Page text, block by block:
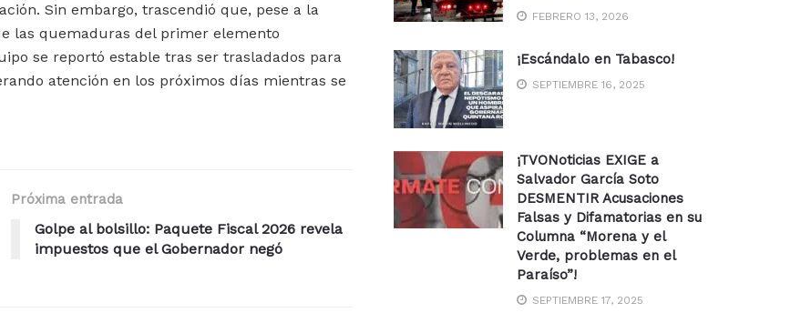
Sin embargo, trascendió que, pese a la
las quemaduras del primer elemento
se reportó estable tras ser trasladados para
atención en los próximos días mientras se
Próxima entrada
Golpe al bolsillo: Paquete Fiscal 2026 revela
impuestos que el Gobernador negó
FEBRERO 13, 2026
¡Escándalo en Tabasco!
SEPTIEMBRE 16, 2025
¡TVONoticias EXIGE a
Salvador García Soto
DESMENTIR Acusaciones
Falsas y Difamatorias en su
Columna “Morena y el
Verde, problemas en el
Paraíso”!
SEPTIEMBRE 17, 2025